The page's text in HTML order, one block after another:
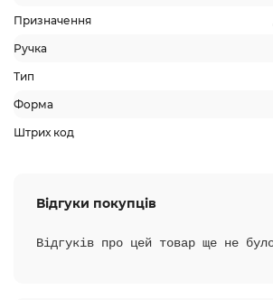
Призначення
Ручка
Тип
Форма
Штрих код
Відгуки покупців
Відгуків про цей товар ще не